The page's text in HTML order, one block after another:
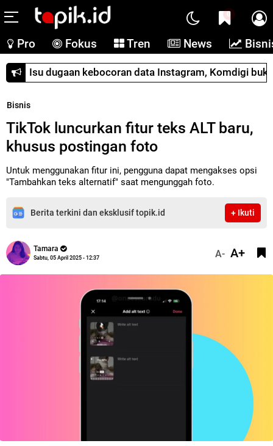
0
Pro Fokus Tren News
Isu dugaan kebocoran data Instagram, Komdigi
Bisnis
TikTok luncurkan fitur teks ALT baru,
khusus postingan foto
Untuk menggunakan fitur ini, pengguna dapat mengakses opsi
"Tambahkan teks alternatif" saat mengunggah foto.
Berita terkini dan eksklusif topik.id + Ikuti
Tamara
Sabtu, 05 April 2025 - 12:37 A- A+